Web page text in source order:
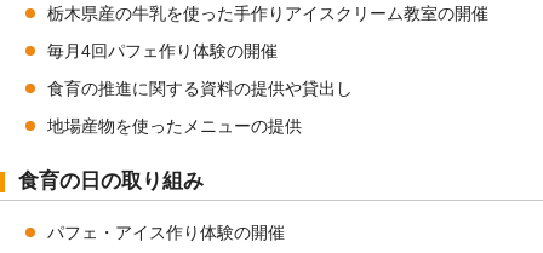
栃木県産の牛乳を使った手作りアイスクリーム教室の開催
毎月4回パフェ作り体験の開催
食育の推進に関する資料の提供や貸出し
地場産物を使ったメニューの提供
食育の日の取り組み
パフェ・アイス作り体験の開催